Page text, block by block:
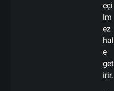
eçi
lm
ez
hal
e
get
irir.